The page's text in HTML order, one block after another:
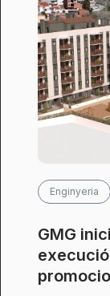
Enginyeria
GMG